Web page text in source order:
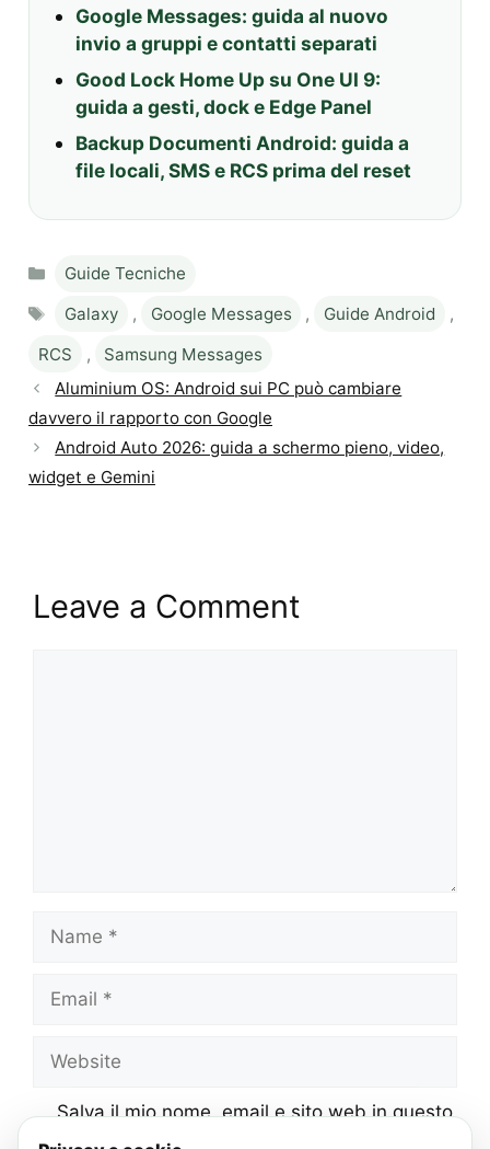
Google Messages: guida al nuovo
invio a gruppi e contatti separati
Good Lock Home Up su One UI 9:
guida a gesti, dock e Edge Panel
Backup Documenti Android: guida a
file locali, SMS e RCS prima del reset
Categories
Guide Tecniche
Tags
Galaxy , Google Messages , Guide Android
,
RCS
,
Samsung Messages
Aluminium OS: Android sui PC può cambiare
davvero il rapporto con Google
Android Auto 2026: guida a schermo pieno, video,
widget e Gemini
Leave a Comment
Name
Email
Website
Salva il mio nome, email e sito web in questo
browser per la prossima volta che